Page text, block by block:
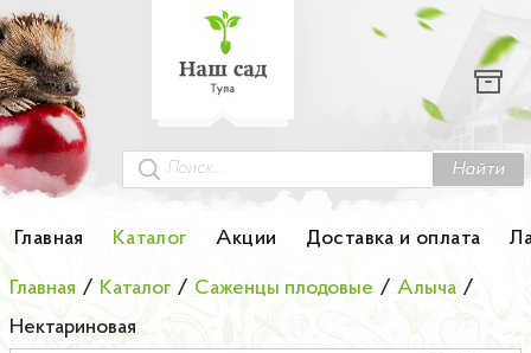
Найти
Главная Каталог Акции Доставка и оплата
Каталог
Гортензии
Грунты
Колоновидные деревья
Лук-севок
Главная / Каталог / Саженцы плодовые / Алыча /
Нектариновая